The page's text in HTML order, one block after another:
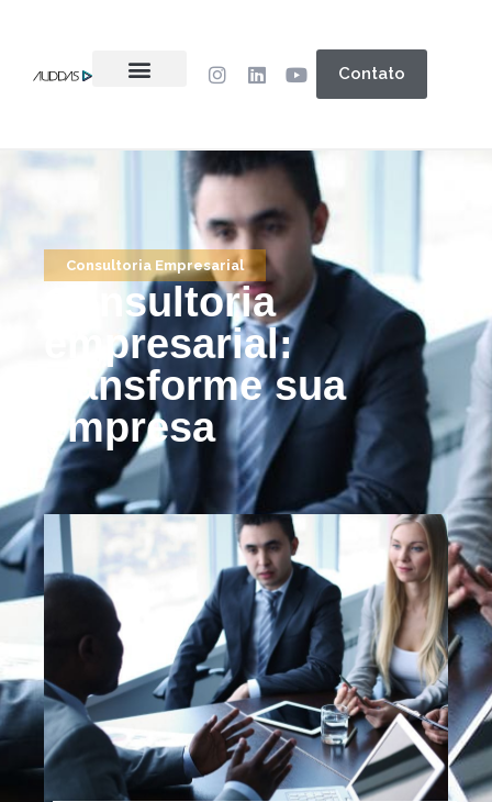
Contato
Consultoria Empresarial
Consultoria
empresarial:
transforme sua
empresa